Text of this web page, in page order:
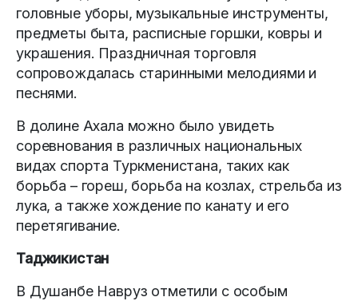
головные уборы, музыкальные инструменты,
предметы быта, расписные горшки, ковры и
украшения. Праздничная торговля
сопровождалась старинными мелодиями и
песнями.
В долине Ахала можно было увидеть
соревнования в различных национальных
видах спорта Туркменистана, таких как
борьба – гореш, борьба на козлах, стрельба из
лука, а также хождение по канату и его
перетягивание.
Таджикистан
В Душанбе Навруз отметили с особым